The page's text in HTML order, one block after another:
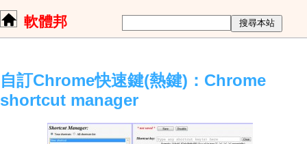
軟體邦
自訂Chrome快速鍵(熱鍵)：Chrome
shortcut manager